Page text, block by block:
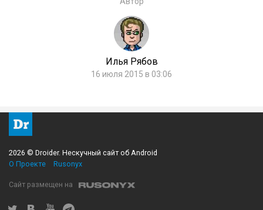
Илья Рябов
16 июля 2015 в 03:06
2026 © Droider. Нескучный сайт об Android
О Проекте
Rusonyx
Сайт размещен на